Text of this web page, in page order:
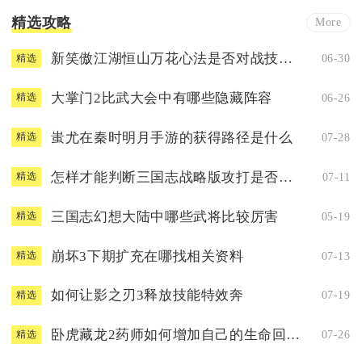
精选攻略 More
精选 新笑傲江湖恒山万花心法是否对战技巧有要求 06-30
精选 大掌门2比武大会中有哪些隐藏阵容 06-26
精选 蚩尤在秦时明月手游的获得路径是什么 07-28
精选 怎样才能判断三国志战略版攻打是否具备优势 07-11
精选 三国志幻想大陆中哪些武将比较厉害 05-19
精选 崩坏3下期扩充在哪找相关资料 07-13
精选 如何让影之刃3释放技能特效奔 07-19
精选 卧虎藏龙2药师如何增加自己的生命回复速度 07-26